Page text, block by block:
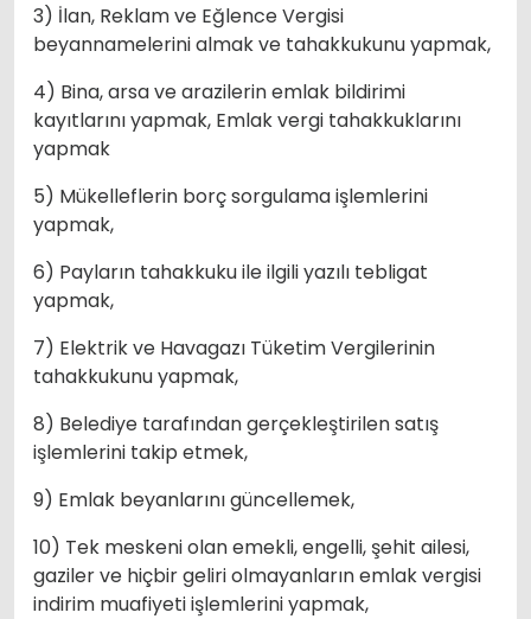
3) İlan, Reklam ve Eğlence Vergisi
beyannamelerini almak ve tahakkukunu yapmak,
4) Bina, arsa ve arazilerin emlak bildirimi
kayıtlarını yapmak, Emlak vergi tahakkuklarını
yapmak
5) Mükelleflerin borç sorgulama işlemlerini
yapmak,
6) Payların tahakkuku ile ilgili yazılı tebligat
yapmak,
7) Elektrik ve Havagazı Tüketim Vergilerinin
tahakkukunu yapmak,
8) Belediye tarafından gerçekleştirilen satış
işlemlerini takip etmek,
9) Emlak beyanlarını güncellemek,
10) Tek meskeni olan emekli, engelli, şehit ailesi,
gaziler ve hiçbir geliri olmayanların emlak vergisi
indirim muafiyeti işlemlerini yapmak,